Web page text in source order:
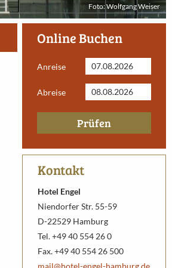
Foto: Wolfgang Weiser
Online Buchen
Anreise
Abreise
Prüfen
Kontakt
Hotel Engel
Niendorfer Str. 55-59
D-22529 Hamburg
Tel. +49 40 554 26 0
Fax. +49 40 554 26 500
mail@hotel-engel-hamburg.de